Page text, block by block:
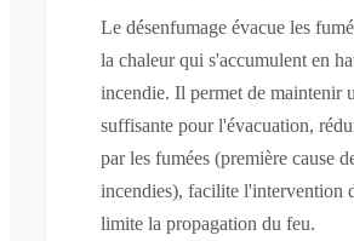
Le désenfumage évacue les
la chaleur qui s'accumulent en
incendie. Il permet de maintenir
suffisante pour l'évacuation,
par les fumées (première cause
incendies), facilite l'intervention
limite la propagation du feu.